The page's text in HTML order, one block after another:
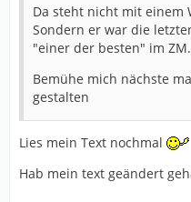
Da steht nicht mit einem
Sondern er war die
"einer der besten" im ZM.
Bemühe mich nächste
gestalten
Lies mein Text nochmal
Hab mein text geändert